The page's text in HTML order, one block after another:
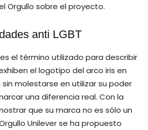
Orgullo sobre el proyecto.
anti LGBT
el término utilizado para describir
el logotipo del arco iris en
molestarse en utilizar su poder
una diferencia real. Con la
que su marca no es sólo un
Unilever se ha propuesto